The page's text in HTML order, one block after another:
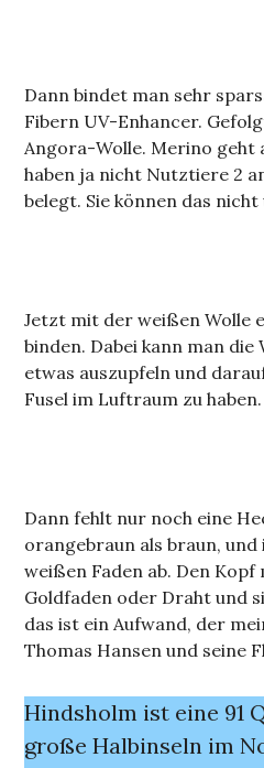
Dann bindet man sehr
Fibern UV-Enhancer.
Angora-Wolle. Merino geht
haben ja nicht Nutztiere 2
belegt. Sie können das
Jetzt mit der weißen Wolle
binden. Dabei kann man
etwas auszupfeln und
Fusel im Luftraum zu haben.
Dann fehlt nur noch eine
orangebraun als braun,
weißen Faden ab. Den
Goldfaden oder Draht und
das ist ein Aufwand, der
Thomas Hansen und seine
Hindsholm ist eine 91
große Halbinseln im